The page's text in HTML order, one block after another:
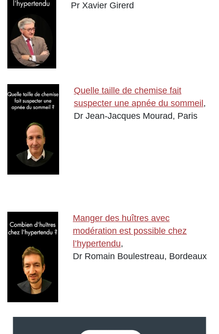
Pr Xavier Girerd
Quelle taille de chemise fait
suspecter une apnée du sommeil ,
Dr Jean-Jacques Mourad, Paris
Manger des huîtres avec
modération est possible chez
l’hypertendu,
Dr Romain Boulestreau, Bordeaux